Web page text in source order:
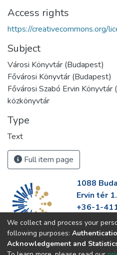
Access rights
https://creativecommons.org/
Subject
Városi Könyvtár (Budapest)
Fővárosi Könyvtár (Budapest)
Fővárosi Szabó Ervin Könyvtár
közkönyvtár
Type
Text
Full item page
1088
Ervin tér 1.
+36-1-
https://
We collect and process your
following purposes:
Acknowledgement and